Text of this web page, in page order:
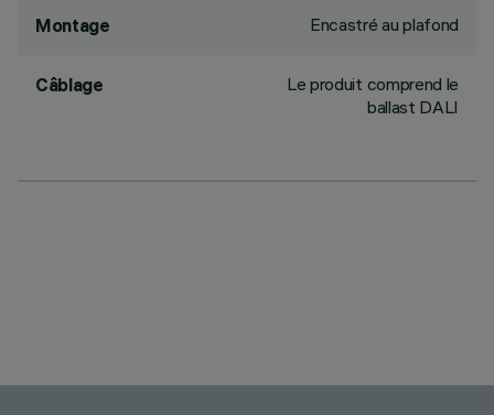
Montage Encastré au plafond
Câblage
Le produit comprend le
ballast DALI